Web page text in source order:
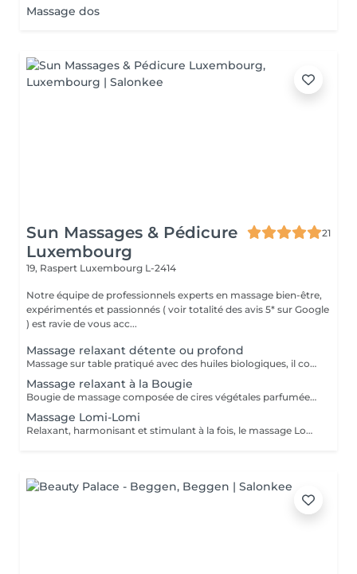
Massage dos
Sun Massages & Pédicure
Luxembourg
21
19, Raspert Luxembourg L-2414
Notre équipe de professionnels experts en massage bien-être,
expérimentés et passionnés ( voir totalité des avis 5* sur Google
) est ravie de vous acc...
Massage relaxant détente ou profond
Massage sur table pratiqué avec des huiles biologiques, il couvre tout le corps (excepté la zone intime) ou des zones ciblées au choix. C'est un massage complet personnalisé, circulatoire et musculaire, adapté selon vos souhaits ou besoins du moment qui vous invitera à un lâcher-prise tant au niveau corporel que mental, selon la durée que vous choisirez de vous octroyer. Détente : pression douce pour un massage harmonisant. Profond : pression forte pour un massage visant à détendre les muscles tendus (nuque / trapèze raide, massage sportif, massage deep-tissue).
Massage relaxant à la Bougie
Bougie de massage composée de cires végétales parfumées qui apporte une hydratation intense, idéal en cas de peau sèche. En fondant, la cire spéciale de bougie de massage donne un effet relaxant et apaisant, de par sa chaleur rassurante et son doux parfum qui permettent à l'esprit et au corps un relâchement total et une évasion hors du commun. En outre, elle vous laissera une peau douce, veloutée et délicieusement parfumée.
Massage Lomi-Lomi
Relaxant, harmonisant et stimulant à la fois, le massage Lomi-Lomi (hawaïen) travaille aussi les muscles de manière à apaiser les tensions les plus profondes et couvre également les articulations. Votre corps en ressort ainsi hydraté, délassé, assoupli, étiré, pétri, malaxé, enveloppé, apaisé, soigné. Il se base sur des qualités offertes par les quatre éléments de la nature : l'air, la terre, l'eau et le feu. La terre induit des mouvements libérateurs en profondeur, renforce la sensation d'être à l'abri dans son corps et solide. L'eau fluidifie, dissout, c'est un élément très nourrissant qui ouvre la voie aux perceptions subtiles et aux émotions. L'air donne de l'espace, apaise, libère et nous permet de nous sentir relié au monde et à l'univers. Le feu apporte sa chaleur, stimule et dynamise tout en éveillant la joie et l'envie d'entreprendre.